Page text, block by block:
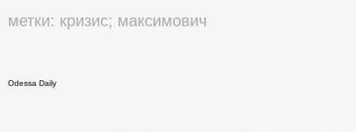
метки: кризис; максимович
Odessa Daily